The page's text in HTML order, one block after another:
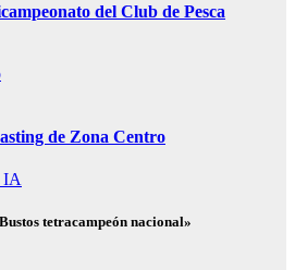
del Club de Pesca
de Zona Centro
IA
tetracampeón nacional»